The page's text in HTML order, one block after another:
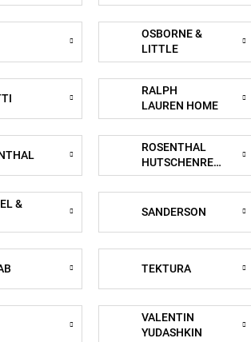
OSBORNE &
LITTLE
RALPH
LAUREN HOME
ROSENTHAL
HUTSCHENREUTHER
&
SANDERSON
TEKTURA
VALENTIN
YUDASHKIN